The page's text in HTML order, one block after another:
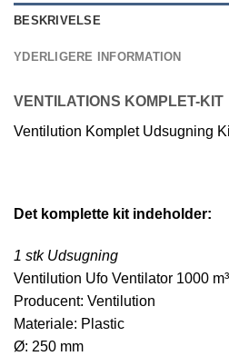
BESKRIVELSE
YDERLIGERE INFORMATION
VENTILATIONS KOMPLET-KIT
Ventilution Komplet Udsugning
Det komplette kit indeholder:
1 stk Udsugning
Ventilution Ufo Ventilator 1000
Producent: Ventilution
Materiale: Plastic
Ø: 250 mm